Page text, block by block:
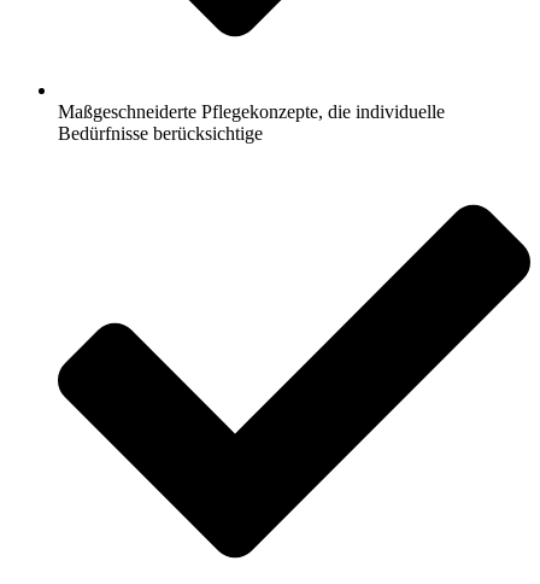
Maßgeschneiderte Pflegekonzepte, die individuelle
Bedürfnisse berücksichtige